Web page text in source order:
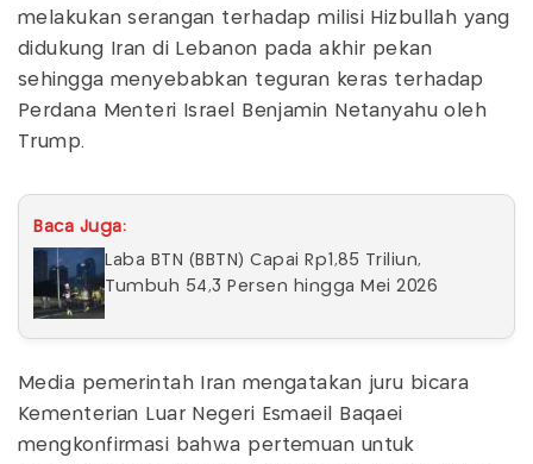
melakukan serangan terhadap milisi Hizbullah yang
didukung Iran di Lebanon pada akhir pekan
sehingga menyebabkan teguran keras terhadap
Perdana Menteri Israel Benjamin Netanyahu oleh
Trump.
Baca Juga:
Laba BTN (BBTN) Capai Rp1,85 Triliun,
Tumbuh 54,3 Persen hingga Mei 2026
Media pemerintah Iran mengatakan juru bicara
Kementerian Luar Negeri Esmaeil Baqaei
mengkonfirmasi bahwa pertemuan untuk